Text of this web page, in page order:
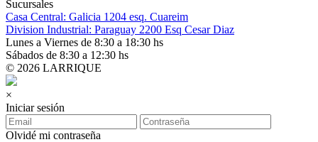
Sucursales
Casa Central: Galicia 1204 esq. Cuareim
Division Industrial: Paraguay 2200 Esq Cesar Diaz
Lunes a Viernes de 8:30 a 18:30 hs
Sábados de 8:30 a 12:30 hs
© 2026 LARRIQUE
×
Iniciar sesión
Olvidé mi contraseña